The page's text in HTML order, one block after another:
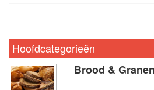
Hoofdcategorieën
Brood & Granen